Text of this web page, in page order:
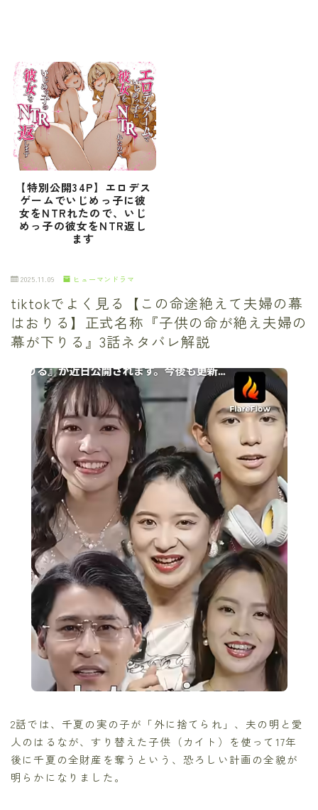
【特別公開34P】エロデス
ゲームでいじめっ子に彼
女をNTRれたので、いじ
めっ子の彼女をNTR返し
ます
2025.11.09 ヒューマンドラマ
tiktokでよく見る【この命途絶えて夫婦の幕
はおりる】正式名称『子供の命が絶え夫婦の
幕が下りる』3話ネタバレ解説
2話では、千夏の実の子が「外に捨てられ」、夫の明と愛
人のはるなが、すり替えた子供（カイト）を使って17年
後に千夏の全財産を奪うという、恐ろしい計画の全貌が
明らかになりました。